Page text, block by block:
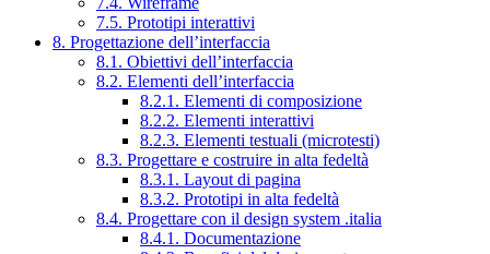
7.5. Prototipi interattivi
8. Progettazione dell’interfaccia
8.1. Obiettivi dell’interfaccia
8.2. Elementi dell’interfaccia
8.2.1. Elementi di composizione
8.2.2. Elementi interattivi
8.2.3. Elementi testuali (microtesti)
8.3. Progettare e costruire in alta fedeltà
8.3.1. Layout di pagina
8.3.2. Prototipi in alta fedeltà
8.4. Progettare con il design system .italia
8.4.1. Documentazione